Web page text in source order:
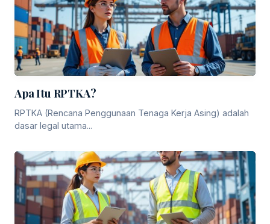
Apa Itu RPTKA?
RPTKA (Rencana Penggunaan Tenaga Kerja Asing) adalah
dasar legal utama...